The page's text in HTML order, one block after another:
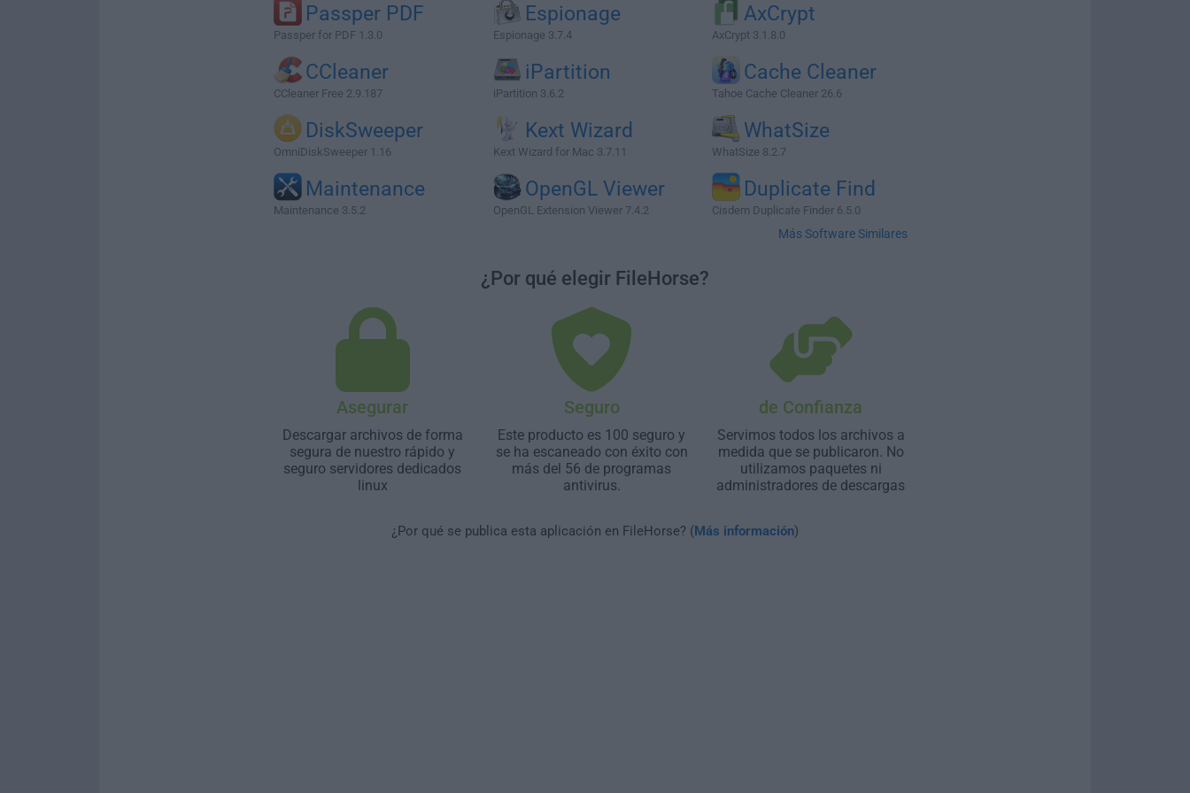
Passper PDF
Passper for PDF 1.3.0
Espionage
Espionage 3.7.4
AxCrypt
AxCrypt 3.1.8.0
CCleaner
CCleaner Free 2.9.187
iPartition
iPartition 3.6.2
Cache Cleaner
Tahoe Cache Cleaner 26.6
DiskSweeper
OmniDiskSweeper 1.16
Kext Wizard
Kext Wizard for Mac 3.7.11
WhatSize
WhatSize 8.2.7
Maintenance
Maintenance 3.5.2
OpenGL Viewer
OpenGL Extension Viewer 7.4.2
Duplicate Find
Cisdem Duplicate Finder 6.5.0
Más Software Similares
¿Por qué elegir FileHorse?
Asegurar
Descargar archivos de forma
segura de nuestro rápido y
seguro servidores dedicados
linux
Seguro
Este producto es 100 seguro y
se ha escaneado con éxito con
más del 56 de programas
antivirus.
de Confianza
Servimos todos los archivos a
medida que se publicaron. No
utilizamos paquetes ni
administradores de descargas
¿Por qué se publica esta aplicación en FileHorse? (Más información)